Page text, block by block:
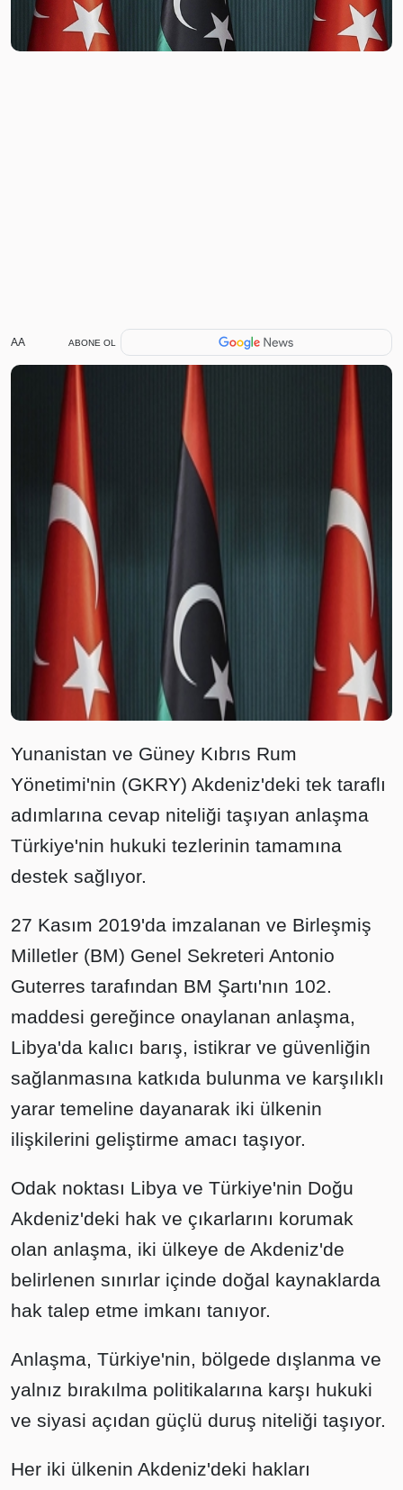
AA ABONE OL
Yunanistan ve Güney Kıbrıs Rum
Yönetimi'nin (GKRY) Akdeniz'deki tek taraflı
adımlarına cevap niteliği taşıyan anlaşma
Türkiye'nin hukuki tezlerinin tamamına
destek sağlıyor.
27 Kasım 2019'da imzalanan ve Birleşmiş
Milletler (BM) Genel Sekreteri Antonio
Guterres tarafından BM Şartı'nın 102.
maddesi gereğince onaylanan anlaşma,
Libya'da kalıcı barış, istikrar ve güvenliğin
sağlanmasına katkıda bulunma ve karşılıklı
yarar temeline dayanarak iki ülkenin
ilişkilerini geliştirme amacı taşıyor.
Odak noktası Libya ve Türkiye'nin Doğu
Akdeniz'deki hak ve çıkarlarını korumak
olan anlaşma, iki ülkeye de Akdeniz'de
belirlenen sınırlar içinde doğal kaynaklarda
hak talep etme imkanı tanıyor.
Anlaşma, Türkiye'nin, bölgede dışlanma ve
yalnız bırakılma politikalarına karşı hukuki
ve siyasi açıdan güçlü duruş niteliği taşıyor.
Her iki ülkenin Akdeniz'deki hakları